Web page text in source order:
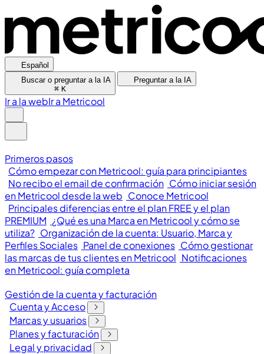
Español
Buscar o preguntar a la IA
⌘ K
Preguntar a la IA
Ir a la webIr a Metricool
Primeros pasos
Cómo empezar con Metricool: guía para principiantes
No recibo el email de confirmación Cómo iniciar sesión
en Metricool desde la web Conoce Metricool
Principales diferencias entre el plan FREE y el plan
PREMIUM ¿Qué es una Marca en Metricool y cómo se
utiliza? Organización de la cuenta: Usuario, Marca y
Perfiles Sociales Panel de conexiones Cómo gestionar
las marcas de tus clientes en Metricool Notificaciones
en Metricool: guía completa
Gestión de la cuenta y facturación
Cuenta y Acceso
Marcas y usuarios
Planes y facturación
Legal y privacidad